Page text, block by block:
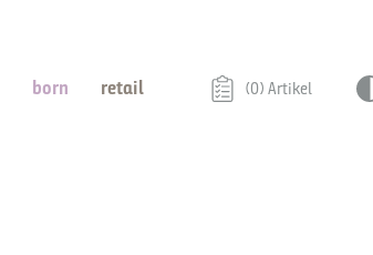
born retail (0) Artikel